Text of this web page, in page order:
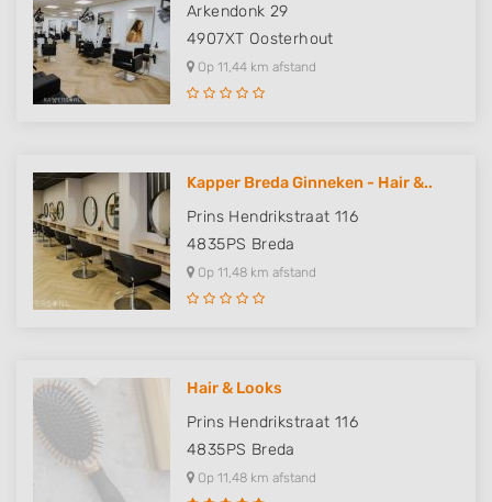
Arkendonk 29
4907XT Oosterhout
Op 11,44 km afstand
Kapper Breda Ginneken - Hair &..
Prins Hendrikstraat 116
4835PS Breda
Op 11,48 km afstand
Hair & Looks
Prins Hendrikstraat 116
4835PS Breda
Op 11,48 km afstand